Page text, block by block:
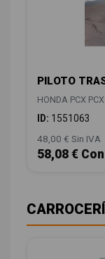
PILOTO
HONDA PCX
ID: 1551063
48,00 € Sin IVA
58,08 €